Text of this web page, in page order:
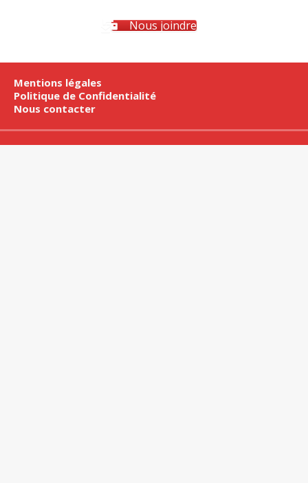
Nous joindre
Mentions légales
Politique de Confidentialité
Nous contacter